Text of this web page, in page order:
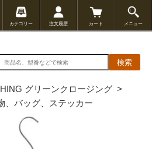
カテゴリー 注文履歴 カート メニュー
検索
グリーンクロージング >
、バッグ、ステッカー